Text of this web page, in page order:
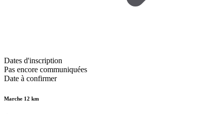
Dates d'inscription
Pas encore communiquées
Date à confirmer
Marche 12 km